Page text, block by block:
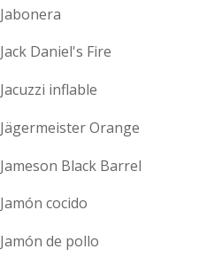
Jabonera
Jack Daniel's Fire
Jacuzzi inflable
Jägermeister Orange
Jameson Black Barrel
Jamón cocido
Jamón de pollo